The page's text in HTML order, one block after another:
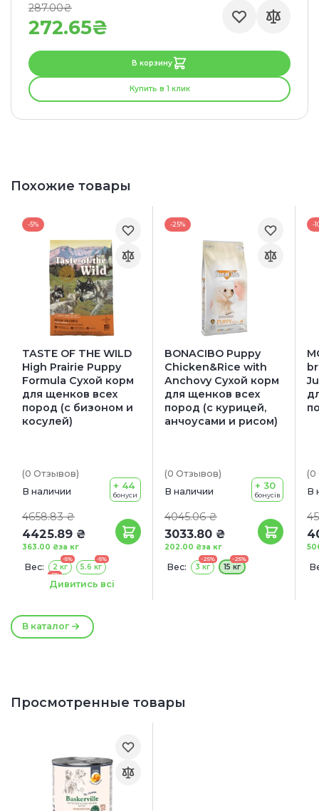
272.65₴
287.00₴
В корзину
Купить в 1 клик
Похожие товары
В каталог
-5%
TASTE OF THE WILD
High Prairie Puppy
Formula Сухой корм
для щенков всех
пород (с бизоном и
косулей)
(0 Отзывов)
В наличии
4658.83 ₴
4425.89 ₴
за кг
363.00 ₴
+ 44
бонуси
Вес:
-5%
2 кг
-5%
5.6 кг
-5%
12.2 кгДивитись всі
-25%
BONACIBO Puppy
Chicken&Rice with
Anchovy Сухой корм
для щенков всех
пород (с курицей,
анчоусами и рисом)
(0 Отзывов)
В наличии
4045.06 ₴
3033.80 ₴
за кг
202.00 ₴
+ 30
бонусів
Вес:
-25%
3 кг
-25%
15 кг
-
(0
В
Просмотренные товары